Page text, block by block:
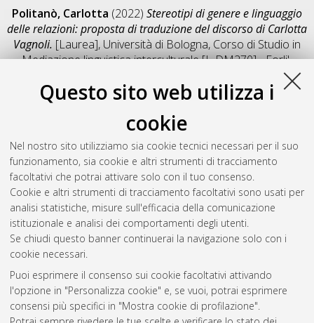
Questo sito web utilizza i
cookie
Nel nostro sito utilizziamo sia cookie tecnici necessari per il suo
funzionamento, sia cookie e altri strumenti di tracciamento
facoltativi che potrai attivare solo con il tuo consenso.
Cookie e altri strumenti di tracciamento facoltativi sono usati per
analisi statistiche, misure sull'efficacia della comunicazione
istituzionale e analisi dei comportamenti degli utenti.
Se chiudi questo banner continuerai la navigazione solo con i
cookie necessari.
Puoi esprimere il consenso sui cookie facoltativi attivando
l'opzione in "Personalizza cookie" e, se vuoi, potrai esprimere
consensi più specifici in "Mostra cookie di profilazione".
Politanò, Carlotta (2022) Stereotipi di genere e linguaggio
delle relazioni: proposta di traduzione del discorso di Carlotta
Vagnoli. [Laurea], Università di Bologna, Corso di Studio in
Mediazione linguistica interculturale [L-DM270] - Forli',
Salva citazione
Condividi
Il full-text non è disponibile per scelta dell'autore. (
Abstract
Altri metadati
Gestione del documento:
Atom
Rss 1.0